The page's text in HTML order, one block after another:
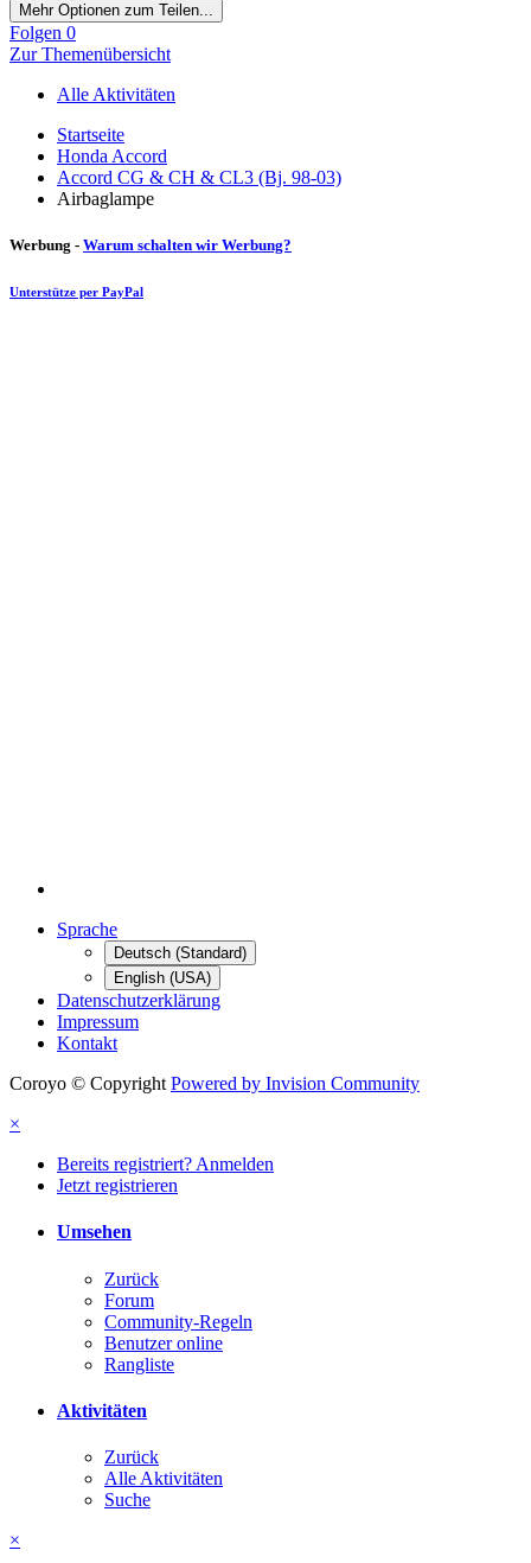
Mehr Optionen zum Teilen...
Folgen 0
Zur Themenübersicht
Alle Aktivitäten
Startseite
Honda Accord
Accord CG & CH & CL3 (Bj. 98-03)
Airbaglampe
Werbung - Warum schalten wir Werbung?
Unterstütze per PayPal
Sprache
Deutsch (Standard)
English (USA)
Datenschutzerklärung
Impressum
Kontakt
Coroyo © Copyright Powered by Invision Community
×
Bereits registriert? Anmelden
Jetzt registrieren
Umsehen
Zurück
Forum
Community-Regeln
Benutzer online
Rangliste
Aktivitäten
Zurück
Alle Aktivitäten
Suche
×